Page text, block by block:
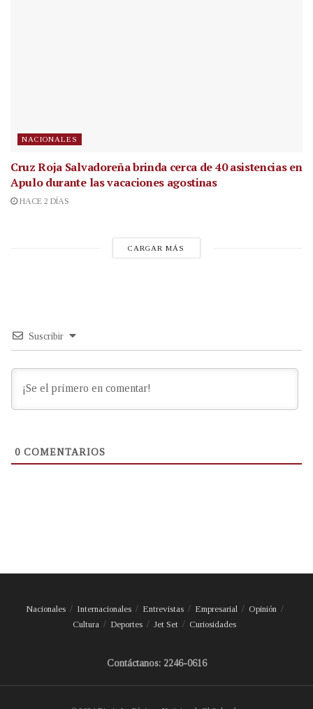
NACIONALES
Cruz Roja Salvadoreña brinda cerca de 40 asistencias en
Apulo durante las vacaciones agostinas
HACE 2 DÍAS
CARGAR MÁS
Suscribir
0 COMENTARIOS
Nacionales Internacionales Entrevistas Empresarial
Opinión
Cultura
Deportes Jet Set Curiosidades
Contáctanos: 2246-0616